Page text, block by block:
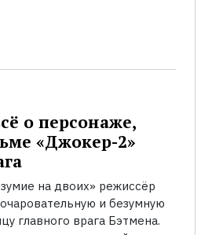
о персонаже,
«Джокер-2»
на двоих» режиссёр
и безумную
главного врага Бэтмена.